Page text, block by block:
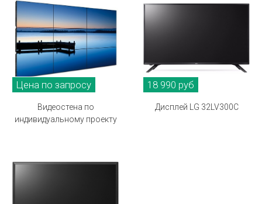
Цена по запросу
Видеостена по
индивидуальному проекту
18 990 руб
Дисплей LG 32LV300C